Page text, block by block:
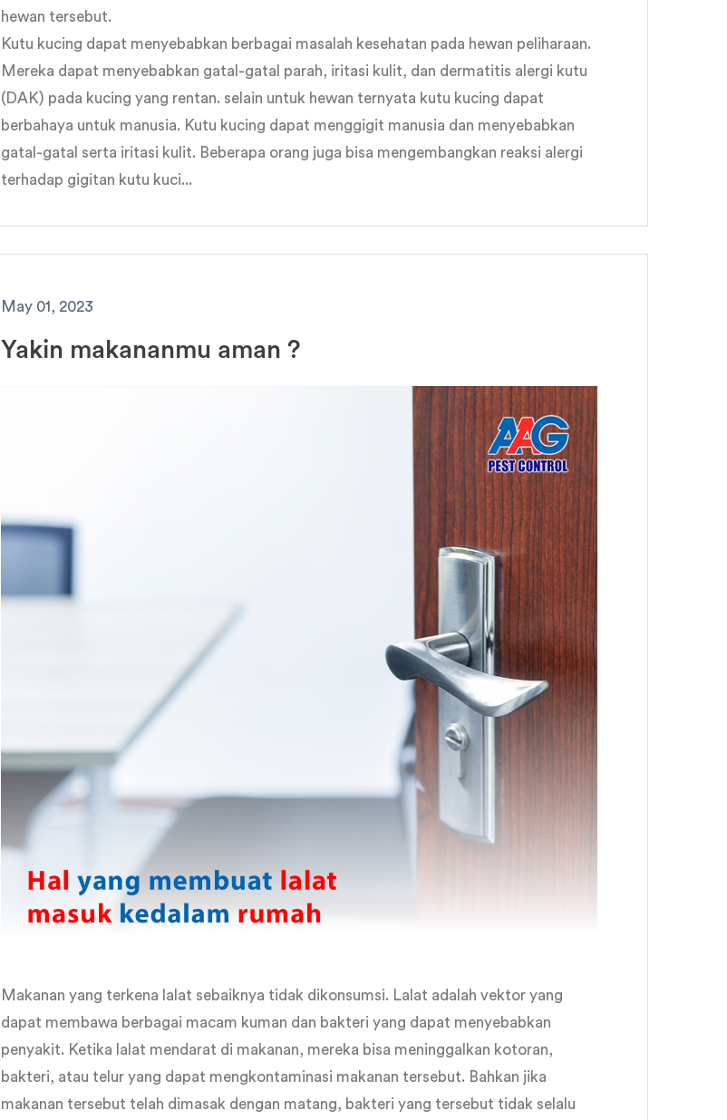
hewan tersebut.
Kutu kucing dapat menyebabkan berbagai masalah kesehatan pada hewan peliharaan.
Mereka dapat menyebabkan gatal-gatal parah, iritasi kulit, dan dermatitis alergi kutu
(DAK) pada kucing yang rentan. selain untuk hewan ternyata kutu kucing dapat
berbahaya untuk manusia. Kutu kucing dapat menggigit manusia dan menyebabkan
gatal-gatal serta iritasi kulit. Beberapa orang juga bisa mengembangkan reaksi alergi
terhadap gigitan kutu kuci...
May 01, 2023
Yakin makananmu aman ?
Makanan yang terkena lalat sebaiknya tidak dikonsumsi. Lalat adalah vektor yang
dapat membawa berbagai macam kuman dan bakteri yang dapat menyebabkan
penyakit. Ketika lalat mendarat di makanan, mereka bisa meninggalkan kotoran,
bakteri, atau telur yang dapat mengkontaminasi makanan tersebut. Bahkan jika
makanan tersebut telah dimasak dengan matang, bakteri yang tersebut tidak selalu